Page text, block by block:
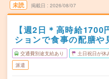
未読 掲載日 2026/08/07
【週2日＊高時給
ションで食事の配膳や
交通費別途支給あり 土日祝日が休
派遣